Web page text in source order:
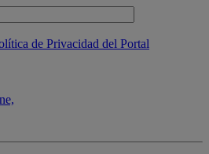
de Privacidad del Portal